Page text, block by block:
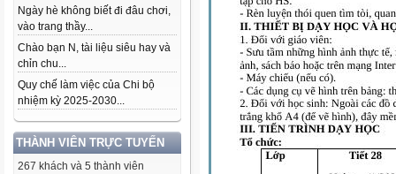
Ngày hè không biết đi đâu chơi,
vào trang thầy...
Chào bạn N, tài liệu siêu hay và
chỉn chu...
Quy chế làm việc của Chi bộ
nhiệm kỳ 2025-2030...
THÀNH VIÊN TRỰC TUYẾN
267 khách và 5 thành viên